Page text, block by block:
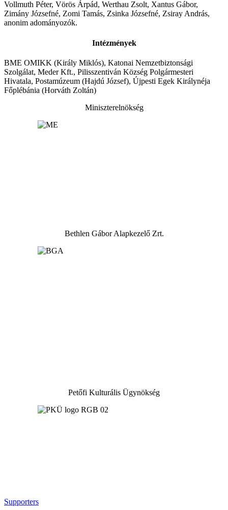
Vollmuth Péter, Vörös Árpád, Werthau Zsolt, Xantus Gábor,
Zimány Józsefné, Zomi Tamás, Zsinka Józsefné, Zsiray András,
anonim adományozók.
Intézmények
BME OMIKK (Király Miklós), Katonai Nemzetbiztonsági
Szolgálat, Meder Kft., Pilisszentiván Község Polgármesteri
Hivatala, Postamúzeum (Hajdú József), Újpesti Egek Királynéja
Főplébánia (Horváth Zoltán)
Miniszterelnökség
Bethlen Gábor Alapkezelő Zrt.
Petőfi Kulturális Ügynökség
Supporters